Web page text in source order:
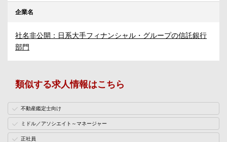
企業名
社名非公開：日系大手フィナンシャル・グループの信託銀行
部門
類似する求人情報はこちら
不動産鑑定士向け
ミドル／アソシエイト～マネージャー
正社員